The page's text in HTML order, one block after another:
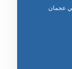
عجمان